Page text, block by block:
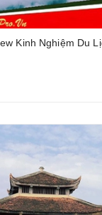
Kinh Nghiệm Du